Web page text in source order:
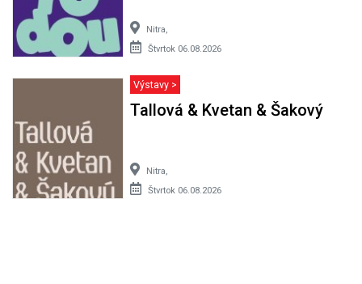
Nitra,
Štvrtok 06.08.2026
Výstavy >
Tallová & Kvetan & Šakový
Nitra,
Štvrtok 06.08.2026